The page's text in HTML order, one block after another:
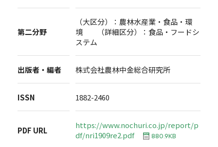
第二分野
（大区分）：農林水産業・食品・環
境 （詳細区分）：食品・フードシ
ステム
出版者・編者 株式会社農林中金総合研究所
ISSN 1882-2460
PDF URL
https://www.nochuri.co.jp/report/p
df/nri1909re2.pdf
880.9KB